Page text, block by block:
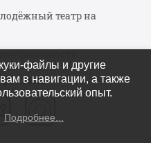
театр на
файлы и другие
в навигации, а также
опыт.
Подробнее...